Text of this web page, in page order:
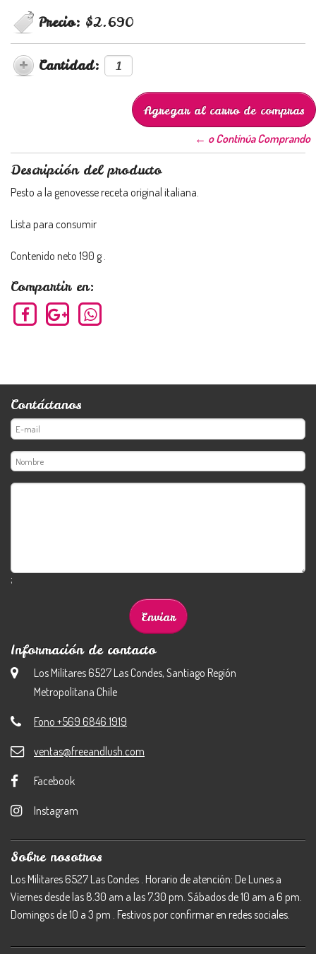
Precio: $2.690
Cantidad:
← o Continúa Comprando
Descripción del producto
Pesto a la genovesse receta original italiana.
Lista para consumir
Contenido neto 190 g .
Compartir en:
Contáctanos
;
Información de contacto
Los Militares 6527 Las Condes, Santiago Región
Metropolitana Chile
Fono +569 6846 1919
ventas@freeandlush.com
Facebook
Instagram
Sobre nosotros
Los Militares 6527 Las Condes . Horario de atención: De Lunes a
Viernes desde las 8.30 am a las 7.30 pm. Sábados de 10 am a 6 pm.
Domingos de 10 a 3 pm . Festivos por confirmar en redes sociales.